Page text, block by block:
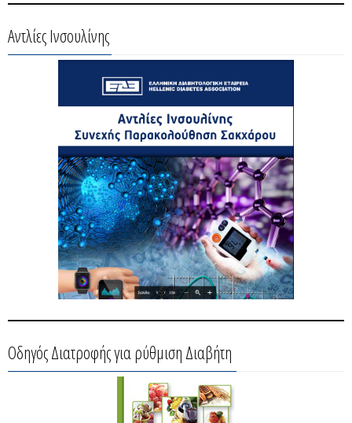
Αντλίες Ινσουλίνης
Οδηγός Διατροφής για ρύθμιση Διαβήτη